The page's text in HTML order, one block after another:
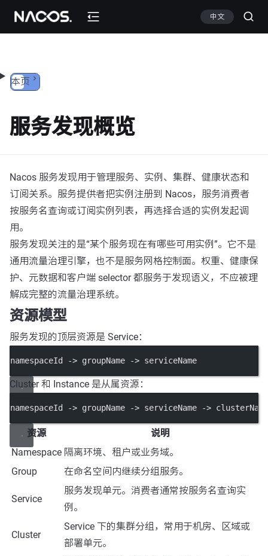
跳转到内容 中文
本页
服务发现概览
Nacos 服务发现用于管理服务、实例、集群、健康状态和
订阅关系。服务提供者把实例注册到 Nacos，服务消费者
按服务名查询或订阅实例列表，再选择合适的实例发起调
用。
服务发现关注的是“某个服务现在有哪些可用实例”。它不是
通用流量治理引擎，也不是服务网格控制面。权重、健康保
护、元数据和客户端 selector 都服务于发现语义，不应被理
解成完整的流量治理系统。
资源模型
服务发现的顶层资源是 Service：
namespaceId -> groupName -> serviceName
Cluster 和 Instance 是从属资源：
namespaceId -> groupName -> serviceName ->
资源
说明
Namespace 隔离环境、租户或业务域。
Group
在命名空间内继续分组服务。
Service
服务发现单元。消费者通常按服务名查询实
例。
Cluster
Service 下的集群分组，常用于机房、区域或
部署单元。